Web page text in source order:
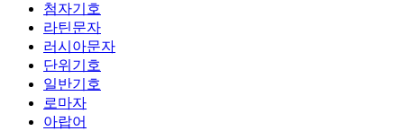
첨자기호
라틴문자
러시아문자
단위기호
일반기호
로마자
아랍어